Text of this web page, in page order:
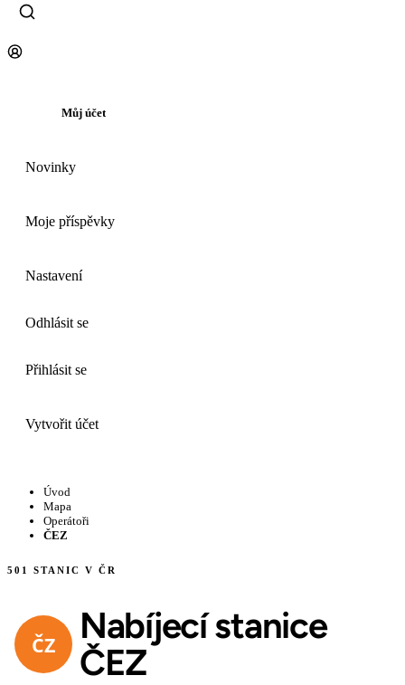
Můj účet
Novinky
Moje příspěvky
Nastavení
Odhlásit se
Přihlásit se
Vytvořit účet
Úvod
Mapa
Operátoři
ČEZ
501 STANIC V ČR
Nabíjecí stanice
ČEZ